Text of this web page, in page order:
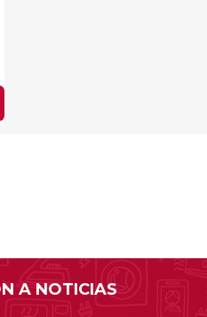
A NOTICIAS